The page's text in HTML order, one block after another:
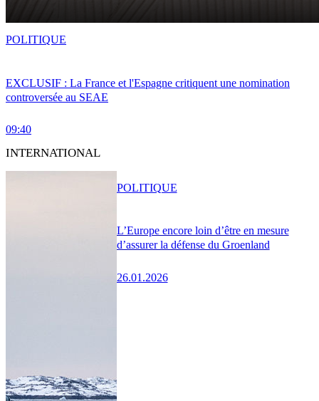
EXCLUSIF : La France et l'Espagne critiquent une nomination
controversée au SEAE
09:40
POLITIQUE
INTERNATIONAL
L’Europe encore loin d’être en mesure
d’assurer la défense du Groenland
26.01.2026
POLITIQUE